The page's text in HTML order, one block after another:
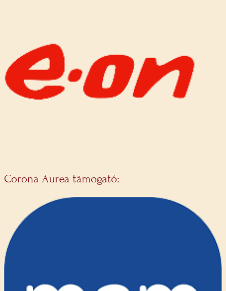
Corona Aurea támogató: